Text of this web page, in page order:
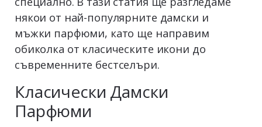
някои от най-популярните дамски и
мъжки парфюми, като ще направим
обиколка от класическите икони до
съвременните бестселъри.
Класически Дамски
Парфюми